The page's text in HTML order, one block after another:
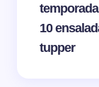
10
tupper